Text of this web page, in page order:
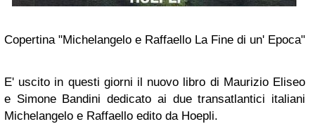
Copertina "Michelangelo e Raffaello La Fine di un' Epoca"
E' uscito in questi giorni il nuovo libro di Maurizio Eliseo
e Simone Bandini dedicato ai due transatlantici italiani
Michelangelo e Raffaello edito da Hoepli.